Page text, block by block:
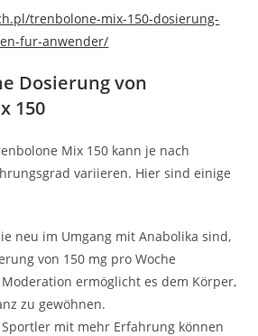
trenbolone-mix-150-dosierung-
fur-anwender/
Dosierung von
150
Mix 150 kann je nach
variieren. Hier sind einige
neu im Umgang mit Anabolika sind,
von 150 mg pro Woche
ermöglicht es dem Körper,
zu gewöhnen.
Sportler mit mehr Erfahrung können